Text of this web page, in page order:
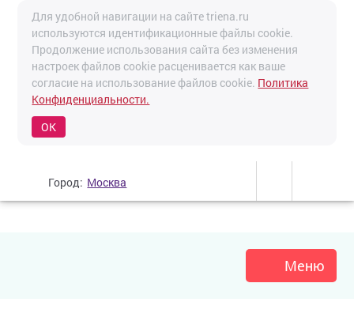
Для удобной навигации на сайте triena.ru
используются идентификационные файлы cookie.
Продолжение использования сайта без изменения
настроек файлов cookie расценивается как ваше
согласие на использование файлов cookie. Политика
Конфиденциальности.
OK
Город: Москва
Меню